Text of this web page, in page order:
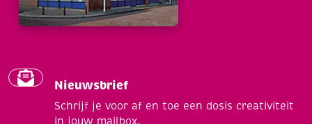
Nieuwsbrief
Schrijf je voor af en toe een dosis creativiteit
in jouw mailbox.